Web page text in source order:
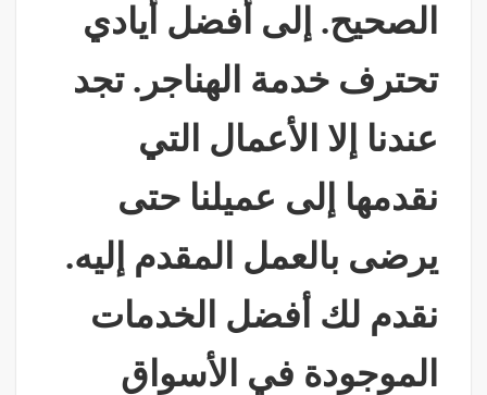
الصحيح. إلى أفضل أيادي
تحترف خدمة الهناجر. تجد
عندنا إلا الأعمال التي
نقدمها إلى عميلنا حتى
يرضى بالعمل المقدم إليه.
نقدم لك أفضل الخدمات
الموجودة في الأسواق